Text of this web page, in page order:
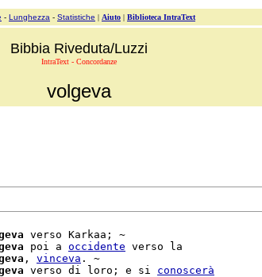
- Lunghezza - Statistiche | Aiuto | Biblioteca IntraText
Bibbia Riveduta/Luzzi
IntraText - Concordanze
volgeva
verso Karkaa; ~
poi a occidente verso la
, vinceva . ~
verso di loro; e si conoscerà